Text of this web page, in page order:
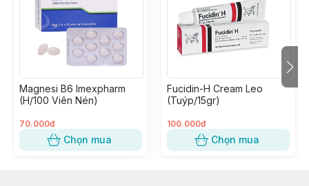
Magnesi B6 Imexpharm
(H/100 Viên Nén)
70.000đ
Chọn mua
Fucidin-H Cream Leo
(Tuýp/15gr)
100.000đ
Chọn mua